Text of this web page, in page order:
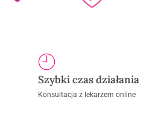
Szybki czas działania
Konsultacja z lekarzem online